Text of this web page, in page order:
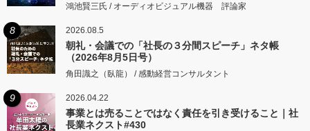
鴻池賢三氏 / オーディオビジュアル機器 評論家
8 2026.08.5
朝礼・会議での「社長の３分間スピーチ」ネタ帳
（2026年8月5日号）
角田識之（臥龍） / 感動経営コンサルタント
9 2026.04.22
事業とは売ることではなく責任を引き受けること｜社
長業ネクスト#430